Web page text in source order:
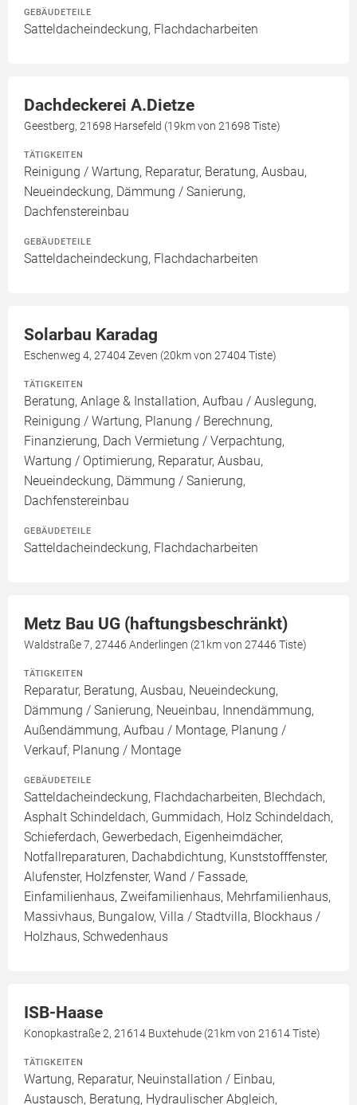
GEBÄUDETEILE
Satteldacheindeckung, Flachdacharbeiten
Dachdeckerei A.Dietze
Geestberg, 21698 Harsefeld (19km von 21698 Tiste)
TÄTIGKEITEN
Reinigung / Wartung, Reparatur, Beratung, Ausbau,
Neueindeckung, Dämmung / Sanierung,
Dachfenstereinbau
GEBÄUDETEILE
Satteldacheindeckung, Flachdacharbeiten
Solarbau Karadag
Eschenweg 4, 27404 Zeven (20km von 27404 Tiste)
TÄTIGKEITEN
Beratung, Anlage & Installation, Aufbau / Auslegung,
Reinigung / Wartung, Planung / Berechnung,
Finanzierung, Dach Vermietung / Verpachtung,
Wartung / Optimierung, Reparatur, Ausbau,
Neueindeckung, Dämmung / Sanierung,
Dachfenstereinbau
GEBÄUDETEILE
Satteldacheindeckung, Flachdacharbeiten
Metz Bau UG (haftungsbeschränkt)
Waldstraße 7, 27446 Anderlingen (21km von 27446 Tiste)
TÄTIGKEITEN
Reparatur, Beratung, Ausbau, Neueindeckung,
Dämmung / Sanierung, Neueinbau, Innendämmung,
Außendämmung, Aufbau / Montage, Planung /
Verkauf, Planung / Montage
GEBÄUDETEILE
Satteldacheindeckung, Flachdacharbeiten, Blechdach,
Asphalt Schindeldach, Gummidach, Holz Schindeldach,
Schieferdach, Gewerbedach, Eigenheimdächer,
Notfallreparaturen, Dachabdichtung, Kunststofffenster,
Alufenster, Holzfenster, Wand / Fassade,
Einfamilienhaus, Zweifamilienhaus, Mehrfamilienhaus,
Massivhaus, Bungalow, Villa / Stadtvilla, Blockhaus /
Holzhaus, Schwedenhaus
ISB-Haase
Konopkastraße 2, 21614 Buxtehude (21km von 21614 Tiste)
TÄTIGKEITEN
Wartung, Reparatur, Neuinstallation / Einbau,
Austausch, Beratung, Hydraulischer Abgleich,